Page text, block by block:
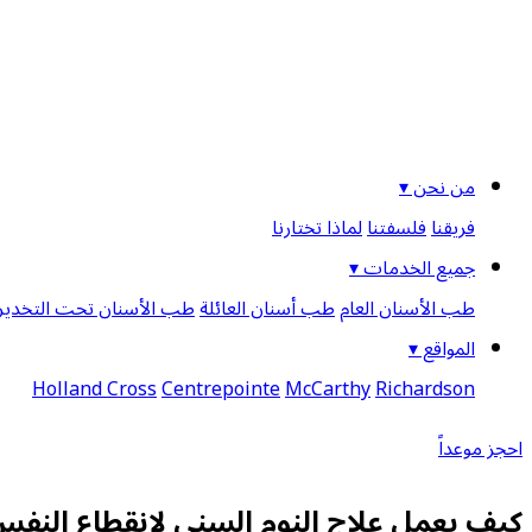
من نحن ▾
فريقنافلسفتنالماذا تختارنا
جميع الخدمات ▾
طب الأسنان العامطب أسنان العائلةطب الأسنان تحت
المواقع ▾
Holland CrossCentrepointeMcCarthyRichardson
احجز موعداً